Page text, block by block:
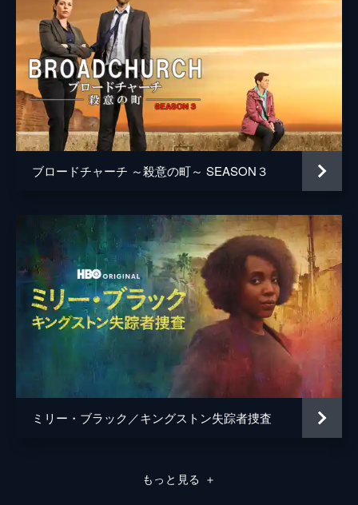
探す山狩りを開始する。しかし、それが彼女
を追い詰め、悲劇を招く。
59分
第６話
ロビンにだけ真実を告げるというマット。彼
の家を訪れたロビンは、衝撃の事実を聞かさ
れる。そして、トゥイは山中で出産の時を迎
える。トゥイを救ったロビンは少女暴行の現
場を突き止め、事件の真相が明らかになる。
59分
ブロードチャーチ ～殺意の町～ SEASON３
ミリー・ブラック／キングストン失踪者捜査
もっと見る ＋